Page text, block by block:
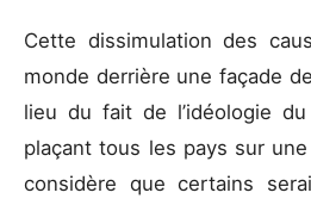
Cette dissimulation des
monde derrière une façade
lieu du fait de l’idéologie
plaçant tous les pays sur
considère que certains